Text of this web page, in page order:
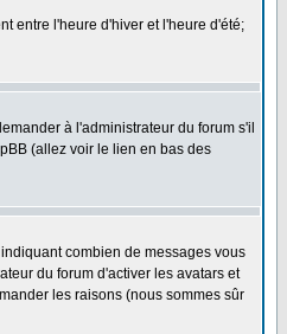
entre l'heure d'hiver et l'heure d'été;
à l'administrateur du forum s'il
(allez voir le lien en bas des
combien de messages vous
du forum d'activer les avatars et
les raisons (nous sommes sûr